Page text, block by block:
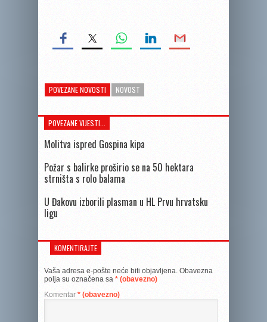
POVEZANE NOVOSTI NOVOST
POVEZANE VIJESTI...
Molitva ispred Gospina kipa
Požar s balirke proširio se na 50 hektara
strništa s rolo balama
U Đakovu izborili plasman u HL Prvu hrvatsku
ligu
KOMENTIRAJTE
Vaša adresa e-pošte neće biti objavljena. Obavezna
polja su označena sa * (obavezno)
Komentar * (obavezno)